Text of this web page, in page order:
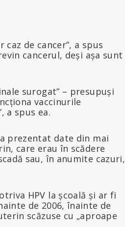
de cancer”, a spus
cancerul, deși așa sunt
surogat” – presupuși
vaccinurile
a spus ea.
prezentat date din mai
care erau în scădere
sau, în anumite cazuri,
HPV la școală și ar fi
de 2006, înainte de
scăzuse cu „aproape